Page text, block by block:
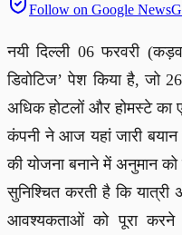
Follow on Google News
नयी दिल्ली 06 फरवरी
डिवोटिज’ पेश किया है, जो
अधिक होटलों और होमस्टे का
कंपनी ने आज यहां जारी बयान
की योजना बनाने में अनुमान
सुनिश्चित करती है कि
आवश्यकताओं को पूरा करने